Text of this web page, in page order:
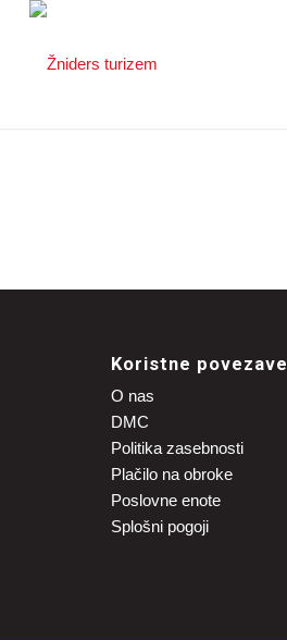
Koristne povezave
O nas
DMC
Politika zasebnosti
Plačilo na obroke
Poslovne enote
Splošni pogoji